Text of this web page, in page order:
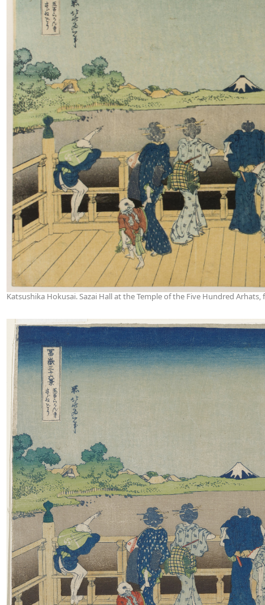
Katsushika Hokusai. Sazai Hall at the Temple of the Five Hundred